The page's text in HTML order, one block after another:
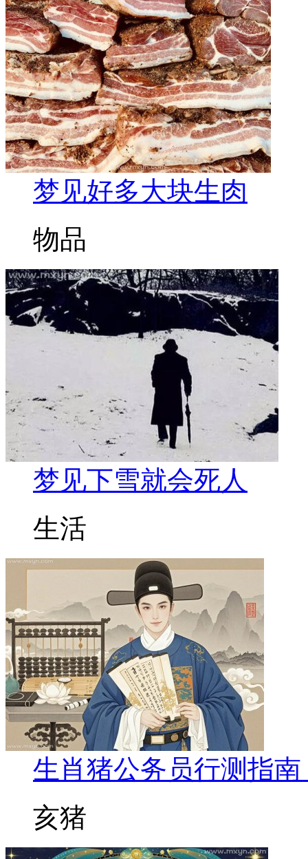
梦见好多大块生肉
物品
梦见下雪就会死人
生活
生肖猪公务员行测指
亥猪